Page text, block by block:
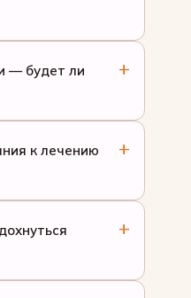
— будет ли
к лечению